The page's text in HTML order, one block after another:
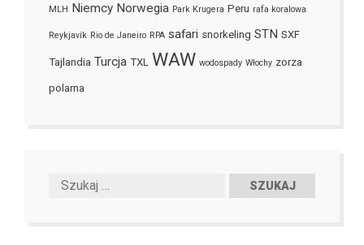
MLH Niemcy Norwegia Park Krugera Peru rafa koralowa
Reykjavík Rio de Janeiro RPA safari snorkeling STN SXF
Tajlandia Turcja TXL WAW wodospady Włochy zorza
polarna